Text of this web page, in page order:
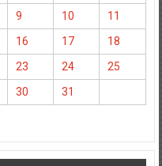
9 10
11
16 17
18
23 24
25
30 31